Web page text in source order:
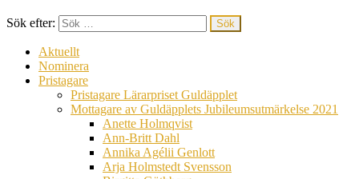
Sök efter:
Aktuellt
Nominera
Pristagare
Pristagare Lärarpriset Guldäpplet
Mottagare av Guldäpplets Jubileumsutmärkelse 2021
Anette Holmqvist
Ann-Britt Dahl
Annika Agélii Genlott
Arja Holmstedt Svensson